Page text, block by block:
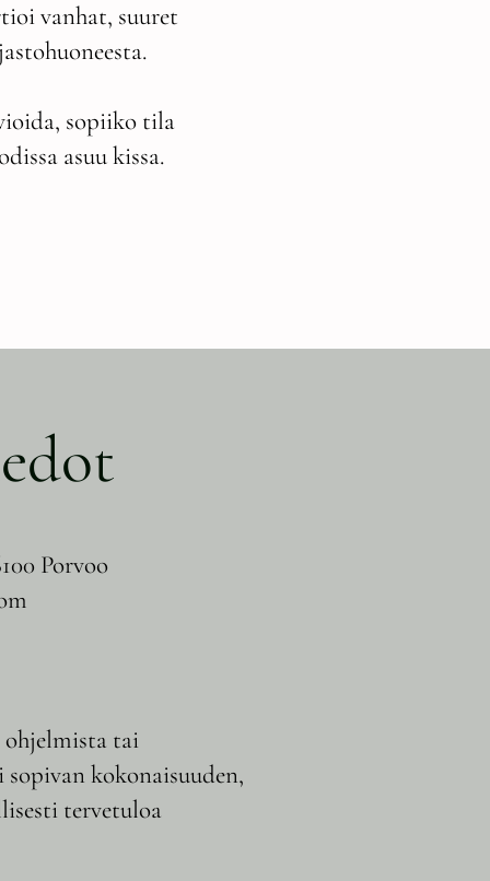
vanhat, suuret
sopiiko tila
asuu kissa.
Porvoo
ohjelmista tai
kokonaisuuden,
tervetuloa